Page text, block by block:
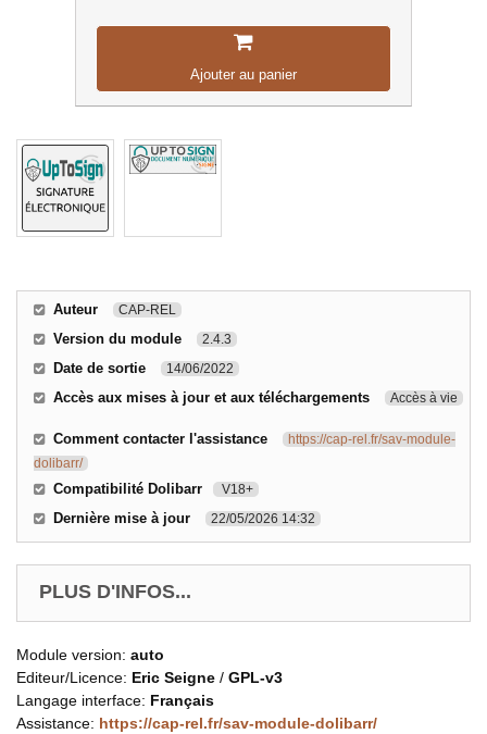
Ajouter au panier
Auteur CAP-REL
Version du module 2.4.3
Date de sortie 14/06/2022
Accès aux mises à jour et aux téléchargements Accès à vie
Comment contacter l'assistance
https://cap-rel.fr/sav-module-
dolibarr/
Compatibilité Dolibarr V18+
Dernière mise à jour 22/05/2026 14:32
PLUS D'INFOS...
Module version: auto
Editeur/Licence: Eric Seigne / GPL-v3
Langage interface: Français
Assistance: https://cap-rel.fr/sav-module-dolibarr/